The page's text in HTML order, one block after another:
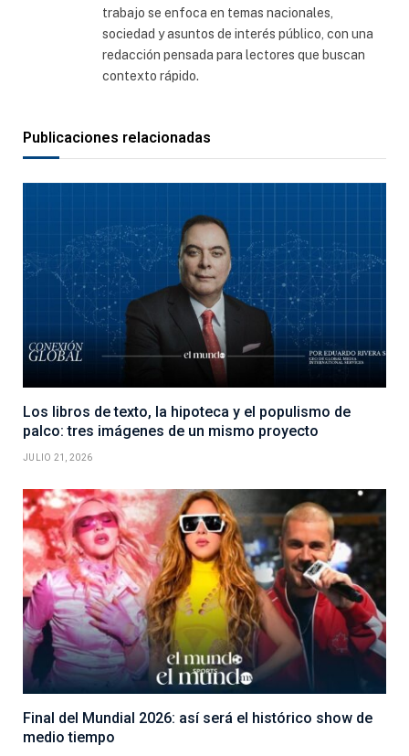
trabajo se enfoca en temas nacionales,
sociedad y asuntos de interés público, con una
redacción pensada para lectores que buscan
contexto rápido.
Publicaciones relacionadas
Los libros de texto, la hipoteca y el populismo de
palco: tres imágenes de un mismo proyecto
JULIO 21, 2026
Final del Mundial 2026: así será el histórico show de
medio tiempo